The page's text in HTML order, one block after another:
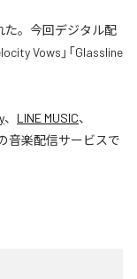
た。今回デジタル配
Vows」「Glassline
、 LINE MUSIC、
音楽配信サービスで